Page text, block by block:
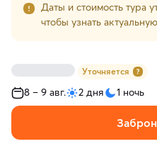
Даты и стоимость тура
чтобы узнать
Уточняется
8 – 9 авг. 2 дня 1 ночь